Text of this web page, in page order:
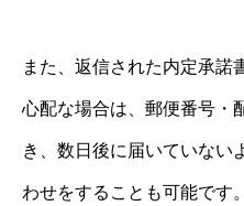
また、返信された内定承諾
心配な場合は、郵便番号・
き、数日後に届いていない
わせをすることも可能です。